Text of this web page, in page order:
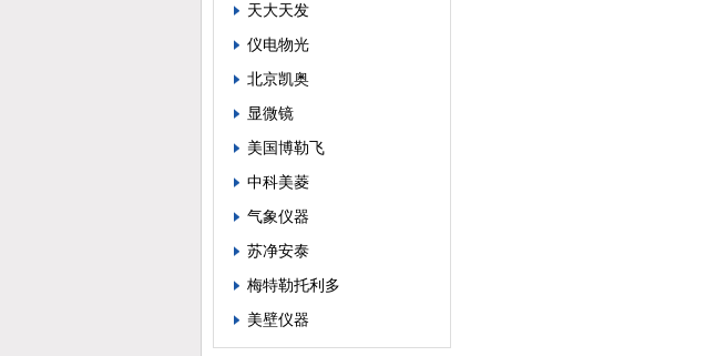
天大天发
仪电物光
北京凯奥
显微镜
美国博勒飞
中科美菱
气象仪器
苏净安泰
梅特勒托利多
美壁仪器